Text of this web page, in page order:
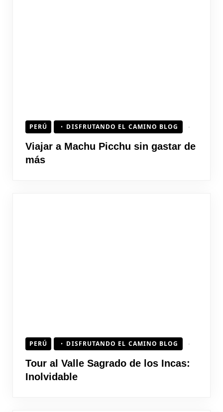
PERÚ DISFRUTANDO EL CAMINO BLOG
Viajar a Machu Picchu sin gastar de
más
PERÚ DISFRUTANDO EL CAMINO BLOG
Tour al Valle Sagrado de los Incas:
Inolvidable